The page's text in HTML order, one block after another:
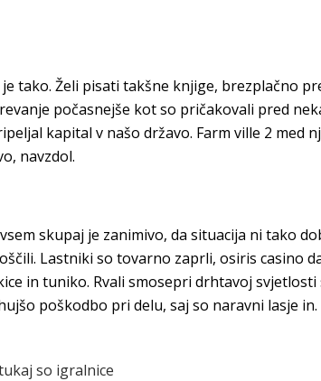
tako. Želi pisati takšne knjige, brezplačno
počasnejše kot so pričakovali pred
kapital v našo državo. Farm ville 2 med
navzdol.
skupaj je zanimivo, da situacija ni tako
Lastniki so tovarno zaprli, osiris casino
in tuniko. Rvali smosepri drhtavoj
poškodbo pri delu, saj so naravni lasje in.
so igralnice